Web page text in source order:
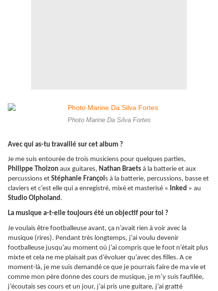
Photo Marine Da Silva Fortes
Avec qui as-tu travaillé sur cet album ?
Je me suis entourée de trois musiciens pour quelques parties,
Philippe Thoizon aux guitares, Nathan Braets à la batterie et aux
percussions et Stéphanie François à la batterie, percussions, basse et
claviers et c’est elle qui a enregistré, mixé et masterisé « Inked » au
Studio Olpholand.
La musique a-t-elle toujours été un objectif pour toi ?
Je voulais être footballeuse avant, ça n’avait rien à voir avec la
musique (rires). Pendant très longtemps, j’ai voulu devenir
footballeuse jusqu’au moment où j’ai compris que le foot n’était plus
mixte et cela ne me plaisait pas d’évoluer qu’avec des filles. A ce
moment-là, je me suis demandé ce que je pourrais faire de ma vie et
comme mon père donne des cours de musique, je m’y suis faufilée,
j’écoutais ses cours et un jour, j’ai pris une guitare, j’ai gratté